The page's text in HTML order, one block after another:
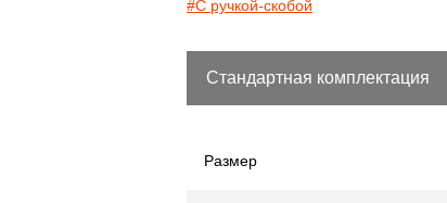
#С ручкой-скобой
Стандартная комплектация
Размер